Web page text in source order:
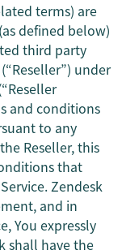
terms) are
defined below)
third party
under
and conditions
to any
Reseller, this
that
Zendesk
and in
You expressly
shall have the